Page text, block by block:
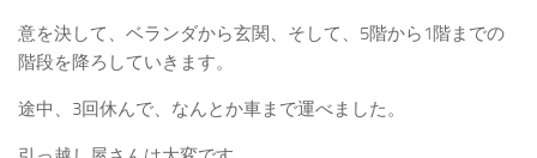
意を決して、ベランダから玄関、そして、5階から1階までの
階段を降ろしていきます。
途中、3回休んで、なんとか車まで運べました。